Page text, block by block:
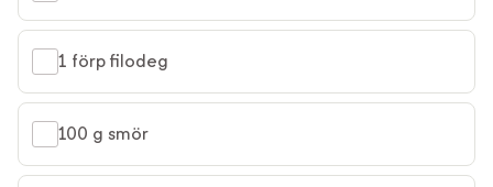
1 förp filodeg
100 g smör